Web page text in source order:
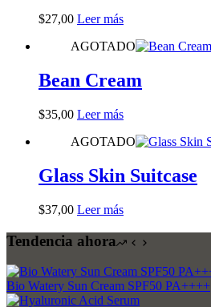
$27,00 Leer más
AGOTADO
Bean Cream
$35,00 Leer más
AGOTADO
Glass Skin Suitcase
$37,00 Leer más
Tendencia ahora
Bio Watery Sun Cream SPF50 PA++++